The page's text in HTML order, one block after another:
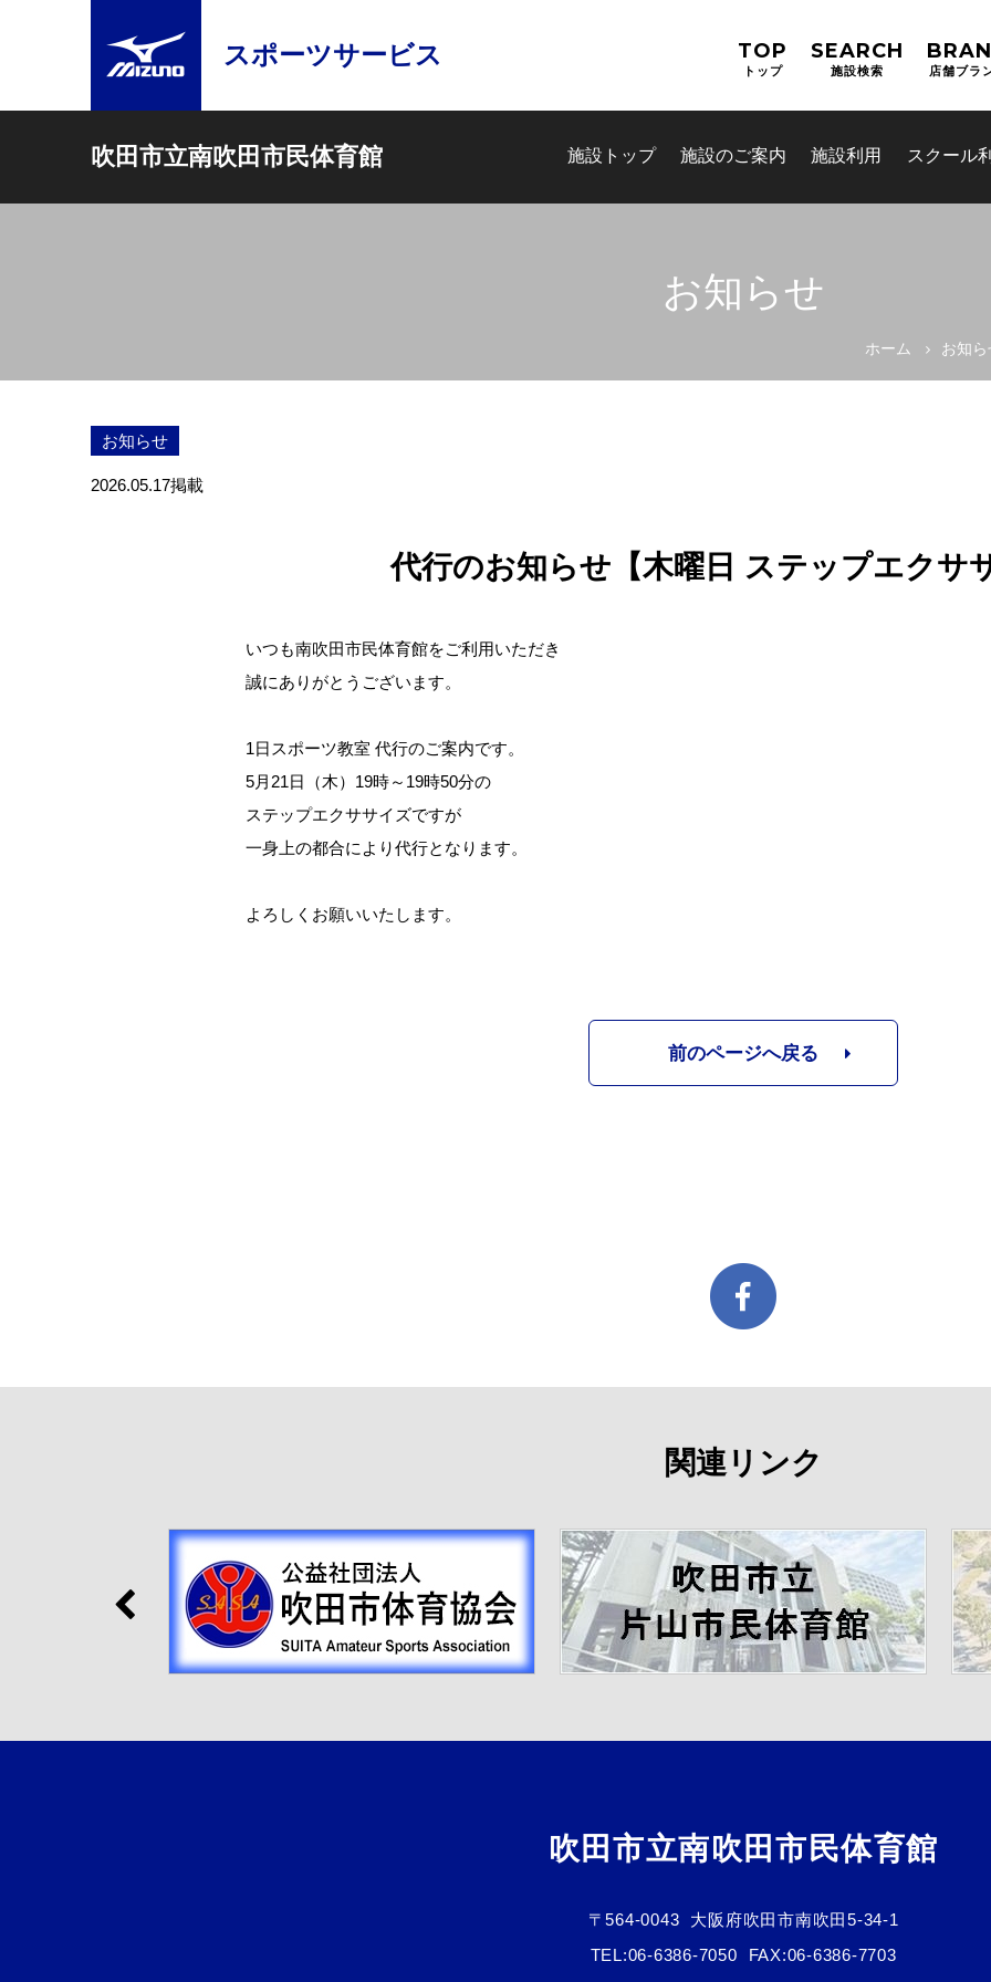
スポーツサービス TOP
トップ
SEARCH
施設検索 店舗ブラ
吹田市立南吹田市民体育館 施設トップ 施設のご案内 施設利用 スクール
お問合せフォーム
吹田市スポーツ施設予約シス
お知らせ
ホーム お知
お知らせ
2026.05.17掲載
代行のお知らせ【木曜日 ステップエクサ
いつも南吹田市民体育館をご利用いただき
誠にありがとうございます。
1日スポーツ教室 代行のご案内です。
5月21日（木）19時～19時50分の
ステップエクササイズですが
一身上の都合により代行となります。
よろしくお願いいたします。
前のページへ戻る
関連リンク
吹田市立南吹田市民体育館
〒564-0043
大阪府吹田市南吹田5-34-1
TEL:06-6386-7050 FAX:06-6386-7703